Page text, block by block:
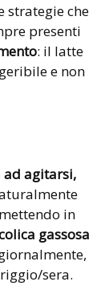
strategie che
presenti
: il latte
e non
ad agitarsi,
in
gassosa
sera.